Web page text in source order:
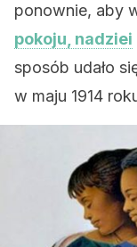
ponownie, aby
pokoju, nadziei
sposób udało
w maju 1914